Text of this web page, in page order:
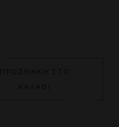
ΠΡΟΣΘΉΚΗ ΣΤΟ
ΚΑΛΆΘΙ